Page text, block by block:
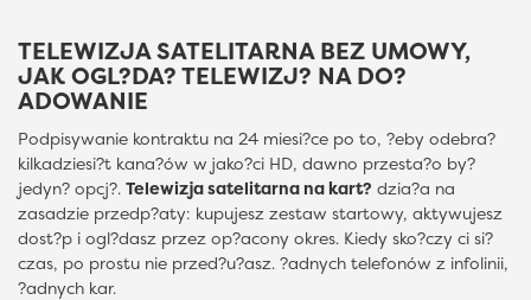
TELEWIZJA SATELITARNA BEZ UMOWY,
JAK OGL?DA? TELEWIZJ? NA DO?
ADOWANIE
Podpisywanie kontraktu na 24 miesi?ce po to, ?eby odebra?
kilkadziesi?t kana?ów w jako?ci HD, dawno przesta?o by?
jedyn? opcj?. Telewizja satelitarna na kart? dzia?a na
zasadzie przedp?aty: kupujesz zestaw startowy, aktywujesz
dost?p i ogl?dasz przez op?acony okres. Kiedy sko?czy ci si?
czas, po prostu nie przed?u?asz. ?adnych telefonów z infolinii,
?adnych kar.